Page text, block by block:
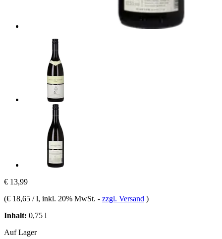
€ 13,99
(€ 18,65 / l, inkl. 20% MwSt. - zzgl. Versand )
Inhalt: 0,75 l
Auf Lager